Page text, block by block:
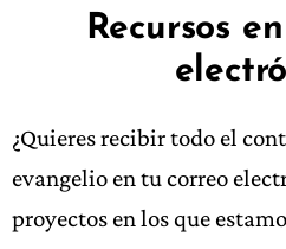
Recursos
¿Quieres recibir todo el
evangelio en tu correo
proyectos en los que